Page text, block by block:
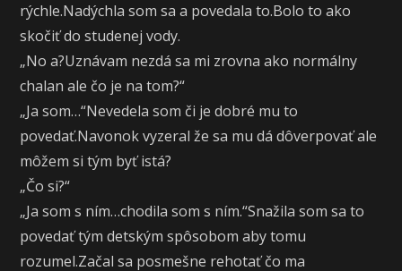
rýchle.Nadýchla som sa a povedala to.Bolo to ako
skočiť do studenej vody.
„No a?Uznávam nezdá sa mi zrovna ako normálny
chalan ale čo je na tom?“
„Ja som…“Nevedela som či je dobré mu to
povedať.Navonok vyzeral že sa mu dá dôverpovať ale
môžem si tým byť istá?
„Čo si?“
„Ja som s ním…chodila som s ním.“Snažila som sa to
povedať tým detským spôsobom aby tomu
rozumel.Začal sa posmešne rehotať čo ma